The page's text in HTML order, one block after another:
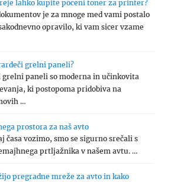
lahko kupite poceni toner za printer?
je za mnoge med vami postalo
opravilo, ki vam sicer vzame
grelni paneli?
paneli so moderna in učinkovita
ki postopoma pridobiva na
…
prostora za naš avto
časa vozimo, smo se sigurno srečali s
prtljažnika v našem avtu. …
pregradne mreže za avto in kako